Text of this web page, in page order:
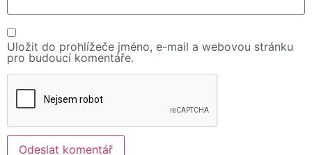
Uložit do prohlížeče jméno, e-mail a webovou stránku
pro budoucí komentáře.